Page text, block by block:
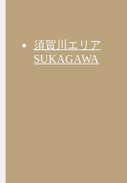
須賀川エリア
SUKAGAWA